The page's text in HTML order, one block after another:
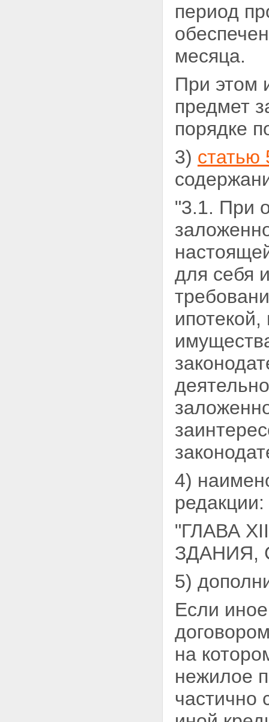
период
месяца.
При этом
предмет
порядке
3) статью
"3.1. При
для себя
4)
редакции:
"ГЛАВА
5)
Если
на
нежилое
частично